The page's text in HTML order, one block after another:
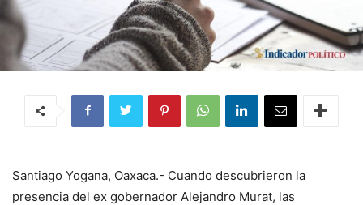
Santiago Yogana, Oaxaca.- Cuando descubrieron la
presencia del ex gobernador Alejandro Murat, las